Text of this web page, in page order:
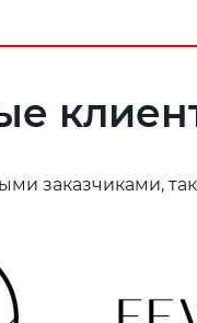
вышло
заказчиками,